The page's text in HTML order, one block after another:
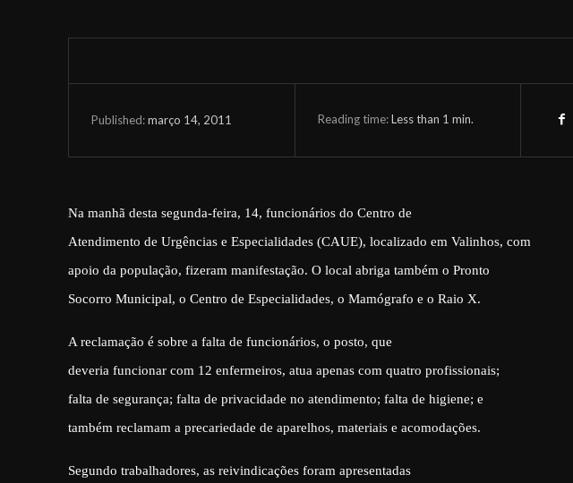
Published:março 14, 2011 Reading time:Less than 1 min.
Na manhã desta segunda-feira, 14, funcionários do Centro de
Atendimento de Urgências e Especialidades (CAUE), localizado em Valinhos, com
apoio da população, fizeram manifestação. O local abriga também o Pronto
Socorro Municipal, o Centro de Especialidades, o Mamógrafo e o Raio X.
A reclamação é sobre a falta de funcionários, o posto, que
deveria funcionar com 12 enfermeiros, atua apenas com quatro profissionais;
falta de segurança; falta de privacidade no atendimento; falta de higiene; e
também reclamam a precariedade de aparelhos, materiais e acomodações.
Segundo trabalhadores, as reivindicações foram apresentadas